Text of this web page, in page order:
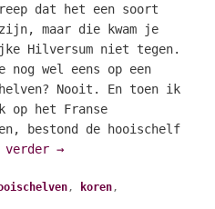
dat het een soort
maar die kwam je
Hilversum niet tegen.
wel eens op een
Nooit. En toen ik
het Franse
bestond de hooischelf
verder→
, koren,